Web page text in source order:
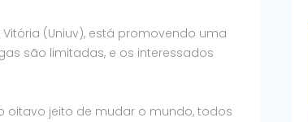
(Uniuv), está promovendo uma
são limitadas, e os interessados
oitavo jeito de mudar o mundo, todos